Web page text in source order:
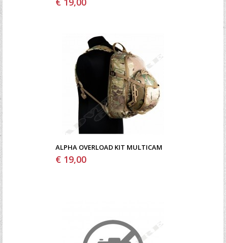
ALPHA OVERLOAD KIT MULTICAM
€ 19,00